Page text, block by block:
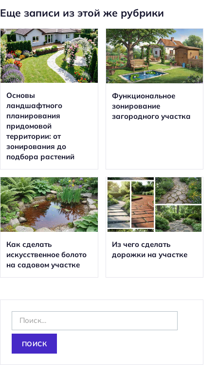
Еще записи из этой же рубрики
Основы
ландшафтного
планирования
придомовой
территории: от
зонирования до
подбора растений
Функциональное
зонирование
загородного участка
Как сделать
искусственное болото
на садовом участке
Из чего сделать
дорожки на участке
а
и